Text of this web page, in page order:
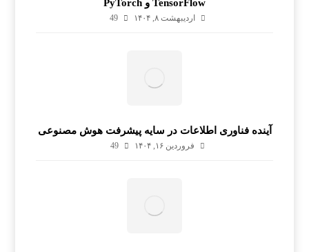
TensorFlow و PyTorch
اردیبهشت ۸, ۱۴۰۴ 49
آینده فناوری اطلاعات در سایه پیشرفت هوش مصنوعی
فروردین ۱۶, ۱۴۰۴ 49